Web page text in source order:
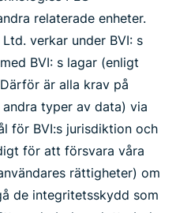
relaterade enheter.
verkar under BVI: s
BVI: s lagar (enligt
är alla krav på
typer av data) via
för BVI:s jurisdiktion och
för att försvara våra
rättigheter) om
de integritetsskydd som